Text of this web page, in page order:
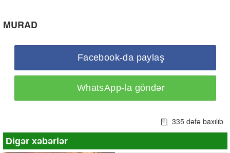
MURAD
Facebook-da paylaş
WhatsApp-la göndər
335 dəfə baxılıb
Digər xəbərlər